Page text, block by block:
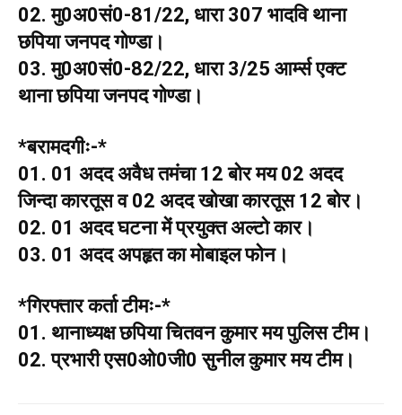
02. मु0अ0सं0-81/22, धारा 307 भादवि थाना
छपिया जनपद गोण्डा।
03. मु0अ0सं0-82/22, धारा 3/25 आर्म्स एक्ट
थाना छपिया जनपद गोण्डा।
*बरामदगीः-*
01. 01 अदद अवैध तमंचा 12 बोर मय 02 अदद
जिन्दा कारतूस व 02 अदद खोखा कारतूस 12 बोर।
02. 01 अदद घटना में प्रयुक्त अल्टो कार।
03. 01 अदद अपहृत का मोबाइल फोन।
*गिरफ्तार कर्ता टीमः-*
01. थानाध्यक्ष छपिया चितवन कुमार मय पुलिस टीम।
02. प्रभारी एस0ओ0जी0 सुनील कुमार मय टीम।